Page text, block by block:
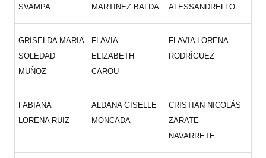
SVAMPA
MARTINEZ BALDA
ALESSANDRELLO
GRISELDA MARIA
SOLEDAD
MUÑOZ
FLAVIA
ELIZABETH
CAROU
FLAVIA LORENA
RODRÍGUEZ
FABIANA
LORENA RUIZ
ALDANA GISELLE
MONCADA
CRISTIAN NICOLÁS
ZARATE
NAVARRETE